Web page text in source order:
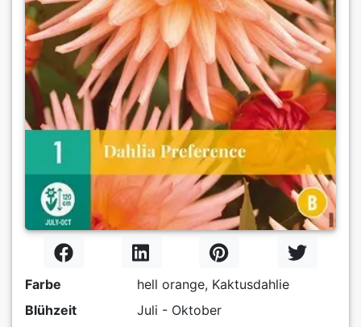
Farbe
hell orange, Kaktusdahlie
Blühzeit
Juli - Oktober